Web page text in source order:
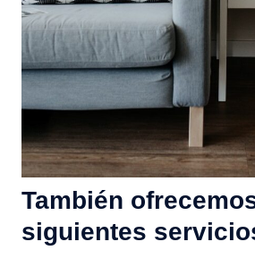
También
siguientes